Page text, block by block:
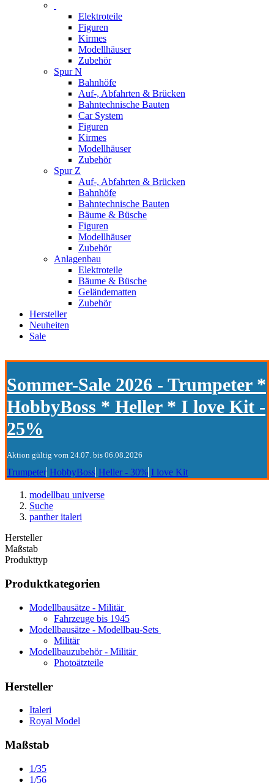
Elektroteile
Figuren
Kirmes
Modellhäuser
Zubehör
Spur N
Bahnhöfe
Auf-, Abfahrten & Brücken
Bahntechnische Bauten
Car System
Figuren
Kirmes
Modellhäuser
Zubehör
Spur Z
Auf-, Abfahrten & Brücken
Bahnhöfe
Bahntechnische Bauten
Bäume & Büsche
Figuren
Modellhäuser
Zubehör
Anlagenbau
Elektroteile
Bäume & Büsche
Geländematten
Zubehör
Hersteller
Neuheiten
Sale
Sommer-Sale 2026 - Trumpeter *
HobbyBoss * Heller * I love Kit -
25%
Aktion gültig vom 24.07. bis 06.08.2026
Trumpeter HobbyBoss Heller - 30% I love Kit
modellbau universe
Suche
panther italeri
Hersteller
Maßstab
Produkttyp
Produktkategorien
Modellbausätze - Militär
Fahrzeuge bis 1945
Modellbausätze - Modellbau-Sets
Militär
Modellbauzubehör - Militär
Photoätzteile
Hersteller
Italeri
Royal Model
Maßstab
1/35
1/56